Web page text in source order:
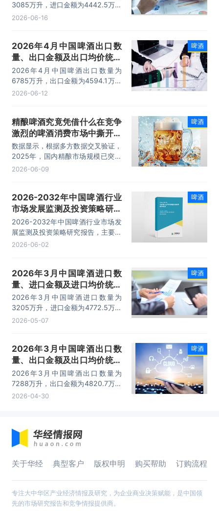
3085万升，进口金额为4442.5万美
元，进口均价为1.4美元/升。
2026-06-16
2026年4月中国啤酒出口数
量、出口金额及出口均价统计
分析
2026年4月中国啤酒出口数量为
6785万升，出口金额为4594.1万美
元，出口均价为0.7美元/升。
2026-06-12
啤酒
精酿啤酒究竟凭借什么在竞争
激烈的啤酒消费市场中撕开一
道口子？
数据显示，根据多方数据交叉验证，
2025年，国内精酿市场规模已突破
1300亿元，预计2026年将增至
2026-06-09
啤酒
2026-2032年中国啤酒行业
市场发展监测及投资策略研究
报告
2026-2032年中国啤酒行业市场发
展监测及投资策略研究报告，主要包
括行业投资策略分析、投资风险预
2026-06-02
啤酒
2026年3月中国啤酒进口数
量、进口金额及进口均价统计
分析
2026年3月中国啤酒进口数量为
3205万升，进口金额为4772.5万美
元，进口均价为1.5美元/升。
2026-05-07
啤酒
2026年3月中国啤酒出口数
量、出口金额及出口均价统计
分析
2026年3月中国啤酒出口数量为
7288万升，出口金额为4820.7万美
元，出口均价为0.7美元/升。
2026-04-30
啤酒
关于华经 典型客户 版权申明 购买帮助 订购流程
专注大中华区产业经济情报及研究，为企业商业决策赋能，是中国领
先的市场研究报告和竞争情报提供商。